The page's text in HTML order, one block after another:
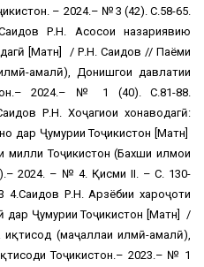
– 2024.– № 3 (42). С.58-65.
Р.Н. Асосҳои назариявию
[Матн] / Р.Н. Саидов // Паёми
амалӣ), Донишгоҳи давлатии
2024.– № 1 (40). С.81-88.
Р.Н. Хоҷагиҳои хонаводагӣ:
дар Ҷумҳурии Тоҷикистон [Матн]
Тоҷикистон (Бахши илмҳои
2024. – № 4. Қисми ІІ. – С. 130-
4.Саидов Р.Н. Арзёбии хароҷоти
дар Ҷумҳурии Тоҷикистон [Матн] /
(маҷаллаи илмӣ-амалӣ),
Тоҷикистон.– 2023.– № 1